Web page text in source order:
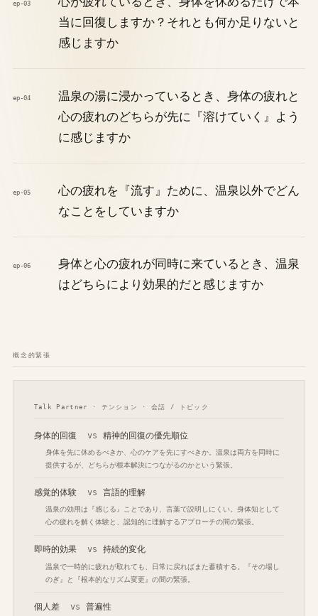
ep-03
当に回復しますか？それとも何か足りないと
感じますか
ep-04
温泉の湯に浸かっているとき、身体の疲れと
心の疲れのどちらが先に『溶けていく』よう
に感じますか
ep-05
心の疲れを『流す』ために、温泉以外でどん
なことをしていますか
ep-06
身体と心の疲れが同時に来ているとき、温泉
はどちらにより効果的だと感じますか
概念的緊張
Talk Partner · テンション · 会話 / トピック
身体的回復 vs 精神的回復の優先順位
身体を先に休めるべきか、心のケアを先にすべきか。温泉は両方を同時に
提供するが、どちらが根本解決につながるのかという緊張。
感覚的体験 vs 言語的理解
温泉の効用は『感じる』ことであり、言葉で説明しにくい。身体知として
心の疲れを解く体験と、認知的に理解するアプローチの間の緊張。
即時的効果 vs 持続的変化
温泉で一時的に疲れが取れても、日常に戻ればまた蓄積する。『その場し
のぎ』と『根本的なリズム変更』の間の緊張。
個人差 vs 普遍性